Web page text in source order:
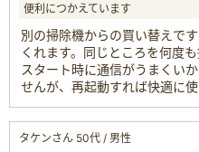
便利につかえています
別の掃除機からの買い替えで
くれます。同じところを何度
スタート時に通信がうまくい
せんが、再起動すれば快適に使
タケンさん 50代 / 男性